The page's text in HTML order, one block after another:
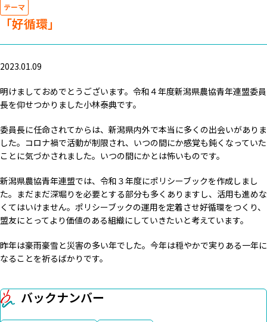
テーマ
「好循環」
2023.01.09
明けましておめでとうございます。令和４年度新潟県農協青年連盟委員
長を仰せつかりました小林泰典です。
委員長に任命されてからは、新潟県内外で本当に多くの出会いがありま
した。コロナ禍で活動が制限され、いつの間にか感覚も鈍くなっていた
ことに気づかされました。いつの間にかとは怖いものです。
新潟県農協青年連盟では、令和３年度にポリシーブックを作成しまし
た。まだまだ深堀りを必要とする部分も多くありますし、活用も進めな
くてはいけません。ポリシーブックの運用を定着させ好循環をつくり、
盟友にとってより価値のある組織にしていきたいと考えています。
昨年は豪雨豪雪と災害の多い年でした。今年は穏やかで実りある一年に
なることを祈るばかりです。
バックナンバー